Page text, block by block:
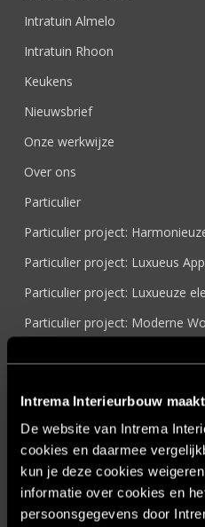
Intrema Interieurbouw
De website van Intrema
cookies en daarmee
kun je deze cookies
informatie over cookies en
persoonsgegevens door
Intratuin Almelo
Intratuin Rhoon
Keukens
Nieuwsbrief
Onze werkwijze
Over ons
Particulier
Particulier project:
Particulier project: Luxueus
Particulier project: Luxueuze
Particulier project: Moderne
Referenties
Samenwerken
Sensire